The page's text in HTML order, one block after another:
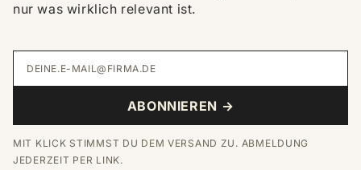
nur was wirklich relevant ist.
ABONNIEREN →
MIT KLICK STIMMST DU DEM VERSAND ZU. ABMELDUNG
JEDERZEIT PER LINK.